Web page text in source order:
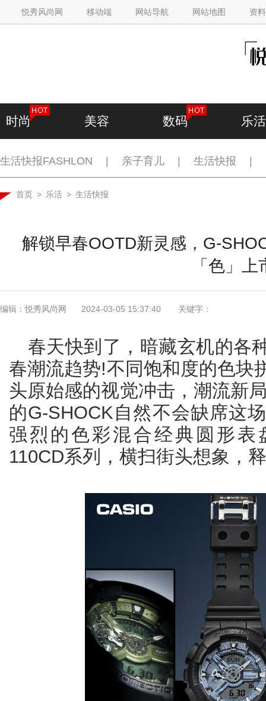
悦秀风尚网 移动端 网站导航 网站地图 资
时尚 美容 数码 乐活
生活快报FASHLON 亲子育儿 生活快报
首页 > 乐活 > 生活快报
解锁早春OOTD新灵感，G-
「色」上
编辑：悦秀风尚网 2024-03-05 15:37:40 关键字：
春天快到了，暗藏玄机的各
春潮流趋势!不同饱和度的色块
头原始感的视觉冲击，潮流新
的G-SHOCK自然不会缺席这
强烈的色彩混合经典圆形表
110CD系列，横扫街头想象，